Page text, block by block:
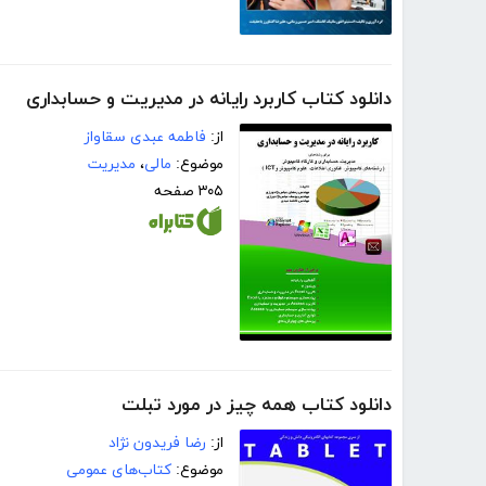
دانلود کتاب کاربرد رایانه در مدیریت و حسابداری
از: فاطمه عبدی سقاواز
موضوع: مالی، مدیریت
۳۰۵ صفحه
دانلود کتاب همه چیز در مورد تبلت
از: رضا فریدون نژاد
موضوع: کتاب‌های عمومی